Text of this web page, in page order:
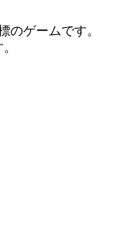
のゲームです。